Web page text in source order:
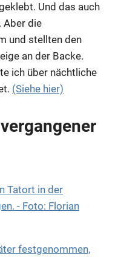
Und das auch
Aber die
und stellten den
an der Backe.
ich über nächtliche
(Siehe hier)
festgenommen,